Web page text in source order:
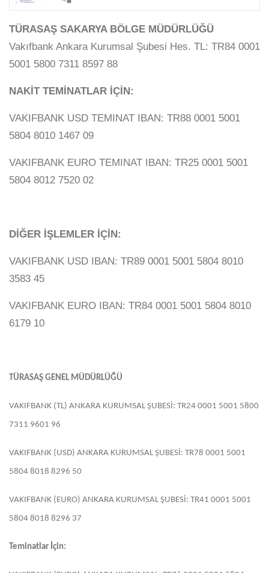
TÜRASAŞ SAKARYA BÖLGE MÜDÜRLÜĞÜ
Vakıfbank Ankara Kurumsal Şubesi Hes. TL: TR84 0001
5001 5800 7311 8597 88
NAKİT TEMİNATLAR İÇİN:
VAKIFBANK USD TEMINAT IBAN: TR88 0001 5001
5804 8010 1467 09
VAKIFBANK EURO TEMINAT IBAN: TR25 0001 5001
5804 8012 7520 02
DİĞER İŞLEMLER İÇİN:
VAKIFBANK USD IBAN: TR89 0001 5001 5804 8010
3583 45
VAKIFBANK EURO IBAN: TR84 0001 5001 5804 8010
6179 10
TÜRASAŞ GENEL MÜDÜRLÜĞÜ
VAKIFBANK (TL) ANKARA KURUMSAL ŞUBESİ: TR24 0001 5001 5800
7311 9601 96
VAKIFBANK (USD) ANKARA KURUMSAL ŞUBESİ: TR78 0001 5001
5804 8018 8296 50
VAKIFBANK (EURO) ANKARA KURUMSAL ŞUBESİ: TR41 0001 5001
5804 8018 8296 37
Teminatlar İçin: